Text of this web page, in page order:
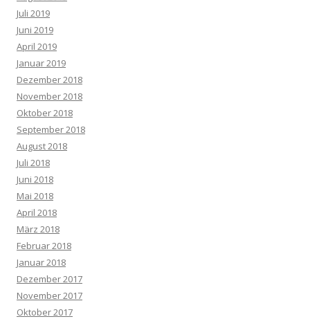
Juli 2019
Juni 2019
April 2019
Januar 2019
Dezember 2018
November 2018
Oktober 2018
September 2018
August 2018
Juli 2018
Juni 2018
Mai 2018
April 2018
März 2018
Februar 2018
Januar 2018
Dezember 2017
November 2017
Oktober 2017